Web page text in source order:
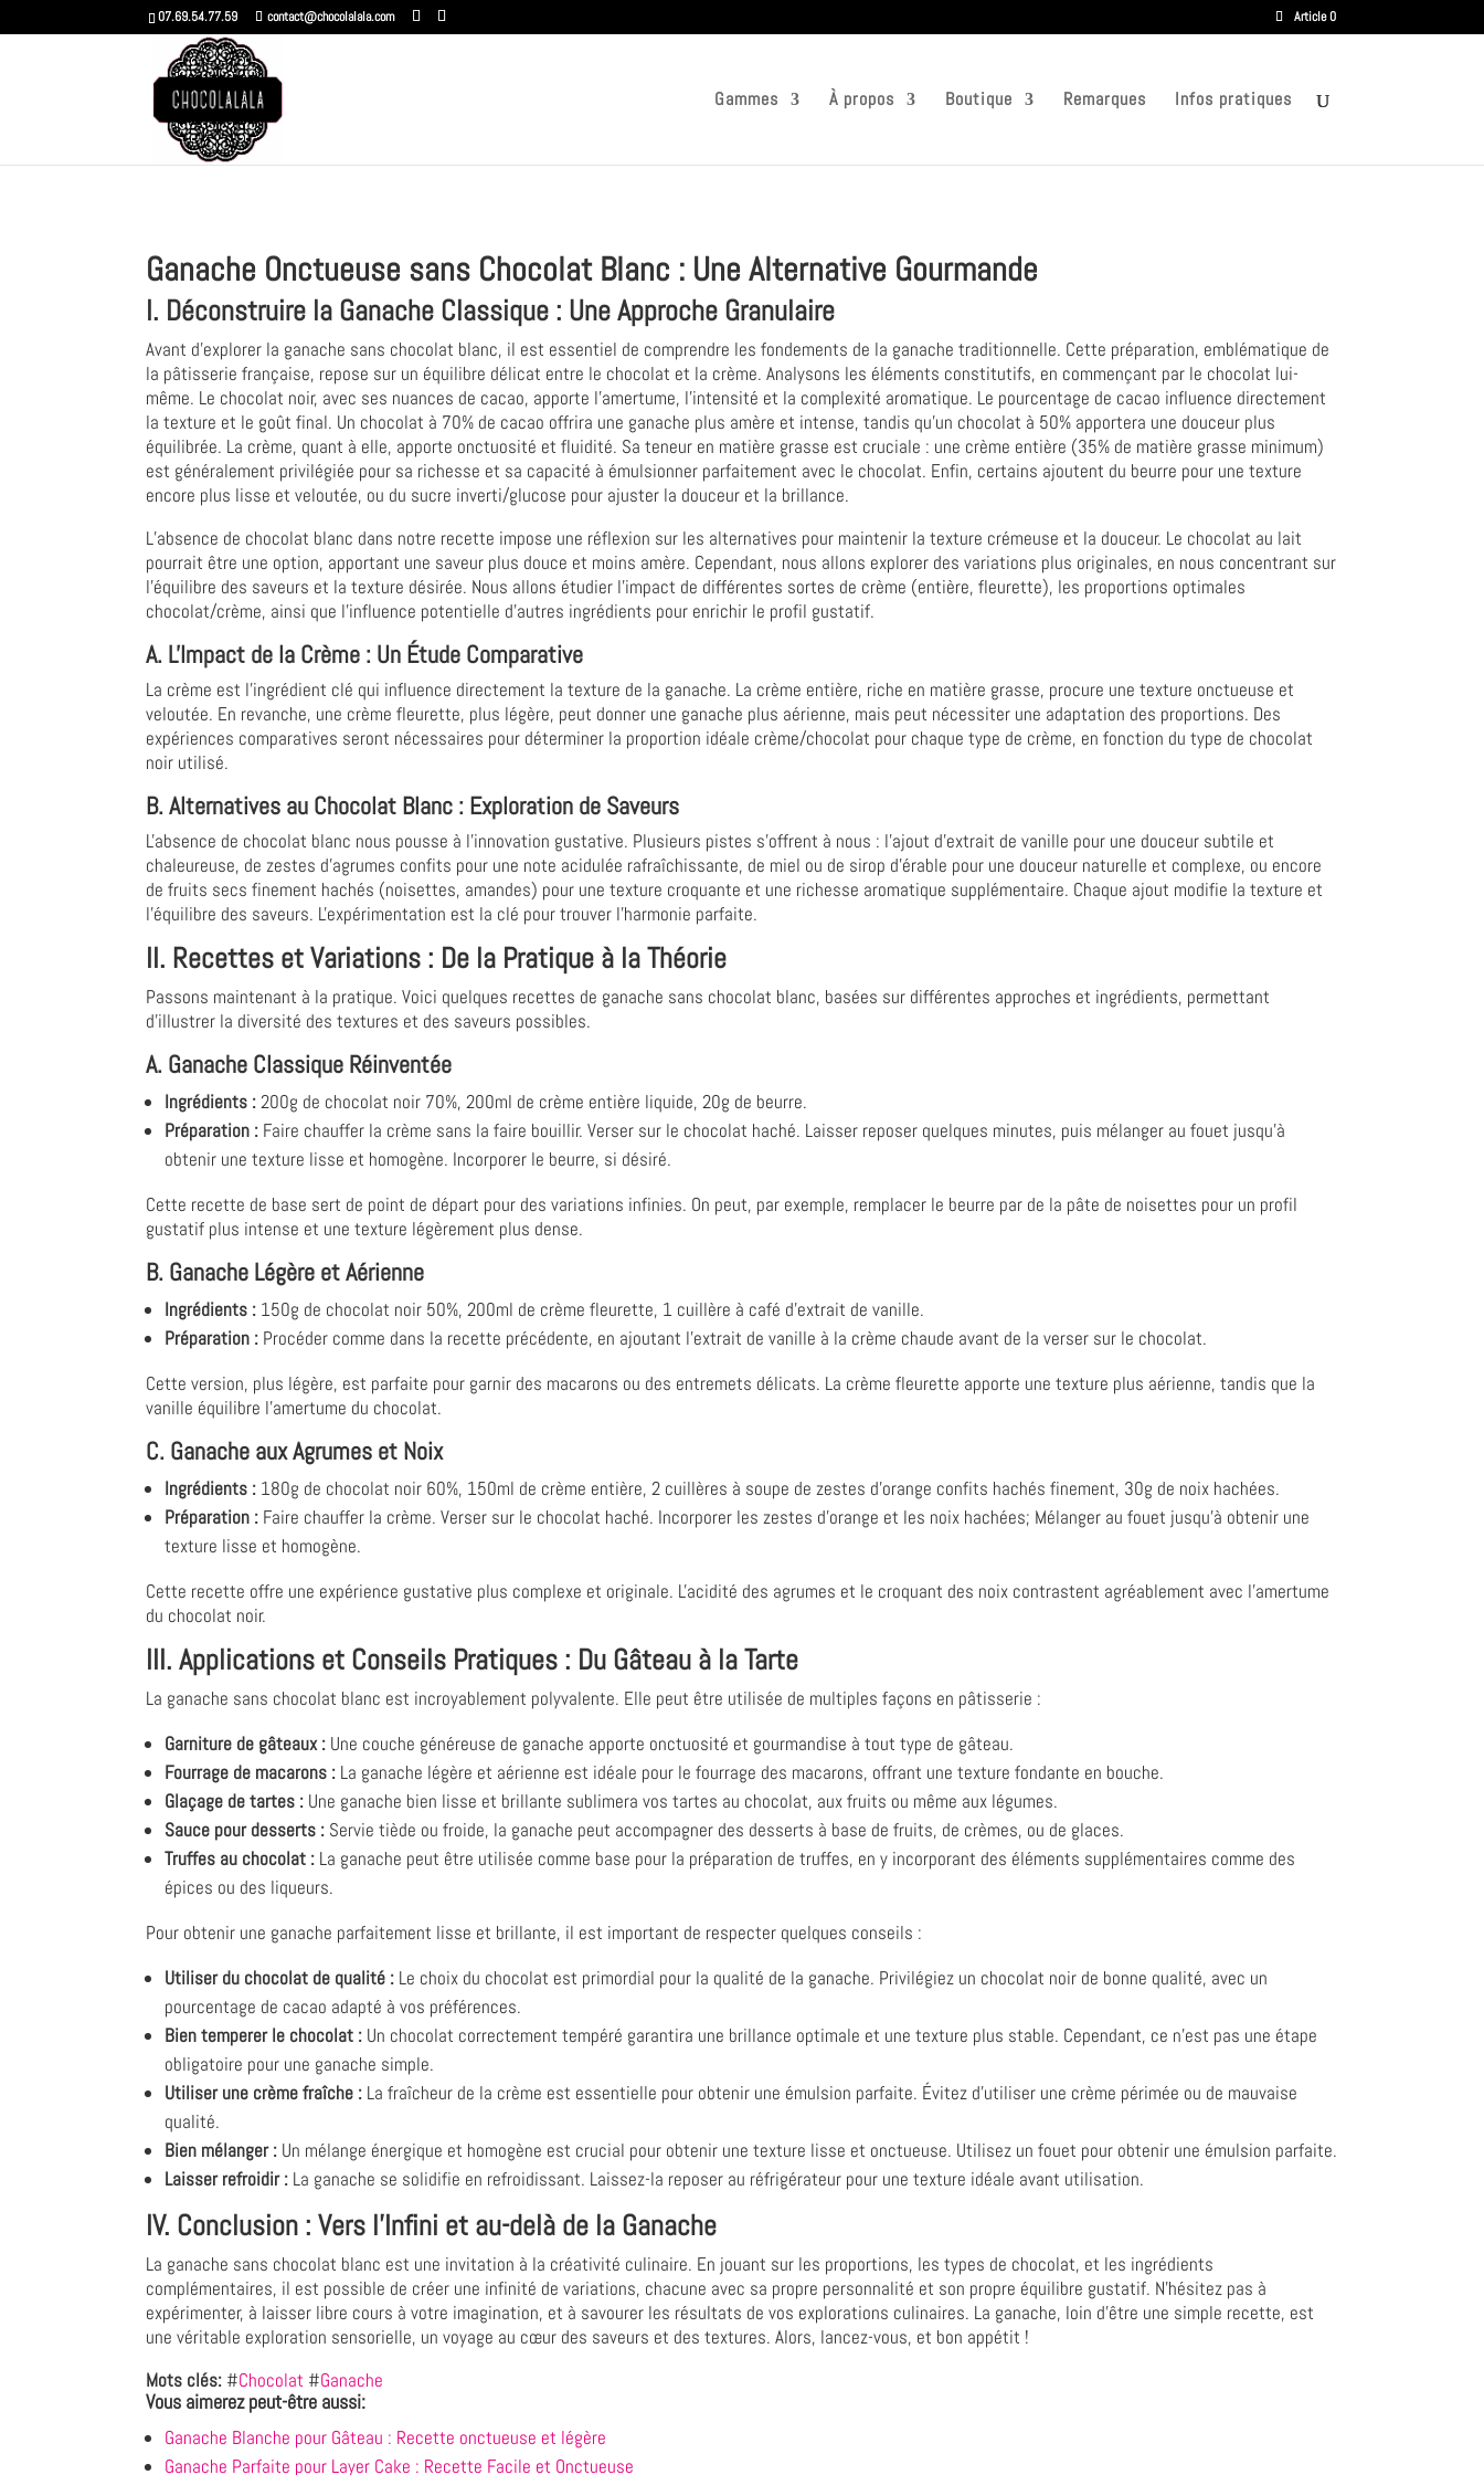
07.69.54.77.59 contact@chocolalala.com Article 0
Gammes À propos Boutique Remarques Infos pratiques
Ganache Onctueuse sans Chocolat Blanc : Une Alternative Gourmande
I. Déconstruire la Ganache Classique : Une Approche Granulaire
Avant d'explorer la ganache sans chocolat blanc, il est essentiel de comprendre les fondements de la ganache traditionnelle. Cette préparation, emblématique de
la pâtisserie française, repose sur un équilibre délicat entre le chocolat et la crème. Analysons les éléments constitutifs, en commençant par le chocolat lui-
même. Le chocolat noir, avec ses nuances de cacao, apporte l'amertume, l'intensité et la complexité aromatique. Le pourcentage de cacao influence directement
la texture et le goût final. Un chocolat à 70% de cacao offrira une ganache plus amère et intense, tandis qu'un chocolat à 50% apportera une douceur plus
équilibrée. La crème, quant à elle, apporte onctuosité et fluidité. Sa teneur en matière grasse est cruciale : une crème entière (35% de matière grasse minimum)
est généralement privilégiée pour sa richesse et sa capacité à émulsionner parfaitement avec le chocolat. Enfin, certains ajoutent du beurre pour une texture
encore plus lisse et veloutée, ou du sucre inverti/glucose pour ajuster la douceur et la brillance.
L’absence de chocolat blanc dans notre recette impose une réflexion sur les alternatives pour maintenir la texture crémeuse et la douceur. Le chocolat au lait
pourrait être une option, apportant une saveur plus douce et moins amère. Cependant, nous allons explorer des variations plus originales, en nous concentrant sur
l'équilibre des saveurs et la texture désirée. Nous allons étudier l'impact de différentes sortes de crème (entière, fleurette), les proportions optimales
chocolat/crème, ainsi que l'influence potentielle d'autres ingrédients pour enrichir le profil gustatif.
A. L'Impact de la Crème : Un Étude Comparative
La crème est l'ingrédient clé qui influence directement la texture de la ganache. La crème entière, riche en matière grasse, procure une texture onctueuse et
veloutée. En revanche, une crème fleurette, plus légère, peut donner une ganache plus aérienne, mais peut nécessiter une adaptation des proportions. Des
expériences comparatives seront nécessaires pour déterminer la proportion idéale crème/chocolat pour chaque type de crème, en fonction du type de chocolat
noir utilisé.
B. Alternatives au Chocolat Blanc : Exploration de Saveurs
L'absence de chocolat blanc nous pousse à l'innovation gustative. Plusieurs pistes s'offrent à nous : l'ajout d'extrait de vanille pour une douceur subtile et
chaleureuse, de zestes d'agrumes confits pour une note acidulée rafraîchissante, de miel ou de sirop d'érable pour une douceur naturelle et complexe, ou encore
de fruits secs finement hachés (noisettes, amandes) pour une texture croquante et une richesse aromatique supplémentaire. Chaque ajout modifie la texture et
l'équilibre des saveurs. L'expérimentation est la clé pour trouver l'harmonie parfaite.
II. Recettes et Variations : De la Pratique à la Théorie
Passons maintenant à la pratique. Voici quelques recettes de ganache sans chocolat blanc, basées sur différentes approches et ingrédients, permettant
d'illustrer la diversité des textures et des saveurs possibles.
A. Ganache Classique Réinventée
Ingrédients :200g de chocolat noir 70%, 200ml de crème entière liquide, 20g de beurre.
Préparation : Faire chauffer la crème sans la faire bouillir. Verser sur le chocolat haché. Laisser reposer quelques minutes, puis mélanger au fouet jusqu'à
obtenir une texture lisse et homogène. Incorporer le beurre, si désiré.
Cette recette de base sert de point de départ pour des variations infinies. On peut, par exemple, remplacer le beurre par de la pâte de noisettes pour un profil
gustatif plus intense et une texture légèrement plus dense.
B. Ganache Légère et Aérienne
Ingrédients : 150g de chocolat noir 50%, 200ml de crème fleurette, 1 cuillère à café d'extrait de vanille.
Préparation : Procéder comme dans la recette précédente, en ajoutant l'extrait de vanille à la crème chaude avant de la verser sur le chocolat.
Cette version, plus légère, est parfaite pour garnir des macarons ou des entremets délicats. La crème fleurette apporte une texture plus aérienne, tandis que la
vanille équilibre l'amertume du chocolat.
C. Ganache aux Agrumes et Noix
Ingrédients : 180g de chocolat noir 60%, 150ml de crème entière, 2 cuillères à soupe de zestes d'orange confits hachés finement, 30g de noix hachées.
Préparation : Faire chauffer la crème. Verser sur le chocolat haché. Incorporer les zestes d'orange et les noix hachées; Mélanger au fouet jusqu'à obtenir une
texture lisse et homogène.
Cette recette offre une expérience gustative plus complexe et originale. L'acidité des agrumes et le croquant des noix contrastent agréablement avec l'amertume
du chocolat noir.
III. Applications et Conseils Pratiques : Du Gâteau à la Tarte
La ganache sans chocolat blanc est incroyablement polyvalente. Elle peut être utilisée de multiples façons en pâtisserie :
Garniture de gâteaux : Une couche généreuse de ganache apporte onctuosité et gourmandise à tout type de gâteau.
Fourrage de macarons : La ganache légère et aérienne est idéale pour le fourrage des macarons, offrant une texture fondante en bouche.
Glaçage de tartes : Une ganache bien lisse et brillante sublimera vos tartes au chocolat, aux fruits ou même aux légumes.
Sauce pour desserts : Servie tiède ou froide, la ganache peut accompagner des desserts à base de fruits, de crèmes, ou de glaces.
Truffes au chocolat : La ganache peut être utilisée comme base pour la préparation de truffes, en y incorporant des éléments supplémentaires comme des
épices ou des liqueurs.
Pour obtenir une ganache parfaitement lisse et brillante, il est important de respecter quelques conseils :
Utiliser du chocolat de qualité : Le choix du chocolat est primordial pour la qualité de la ganache. Privilégiez un chocolat noir de bonne qualité, avec un
pourcentage de cacao adapté à vos préférences.
Bien temperer le chocolat : Un chocolat correctement tempéré garantira une brillance optimale et une texture plus stable. Cependant, ce n'est pas une étape
obligatoire pour une ganache simple.
Utiliser une crème fraîche : La fraîcheur de la crème est essentielle pour obtenir une émulsion parfaite. Évitez d'utiliser une crème périmée ou de mauvaise
qualité.
Bien mélanger : Un mélange énergique et homogène est crucial pour obtenir une texture lisse et onctueuse. Utilisez un fouet pour obtenir une émulsion parfaite.
Laisser refroidir : La ganache se solidifie en refroidissant. Laissez-la reposer au réfrigérateur pour une texture idéale avant utilisation.
IV. Conclusion : Vers l'Infini et au-delà de la Ganache
La ganache sans chocolat blanc est une invitation à la créativité culinaire. En jouant sur les proportions, les types de chocolat, et les ingrédients
complémentaires, il est possible de créer une infinité de variations, chacune avec sa propre personnalité et son propre équilibre gustatif. N'hésitez pas à
expérimenter, à laisser libre cours à votre imagination, et à savourer les résultats de vos explorations culinaires. La ganache, loin d'être une simple recette, est
une véritable exploration sensorielle, un voyage au cœur des saveurs et des textures. Alors, lancez-vous, et bon appétit !
Mots clés: #Chocolat #Ganache
Vous aimerez peut-être aussi:
Ganache Blanche pour Gâteau : Recette onctueuse et légère
Ganache Parfaite pour Layer Cake : Recette Facile et Onctueuse